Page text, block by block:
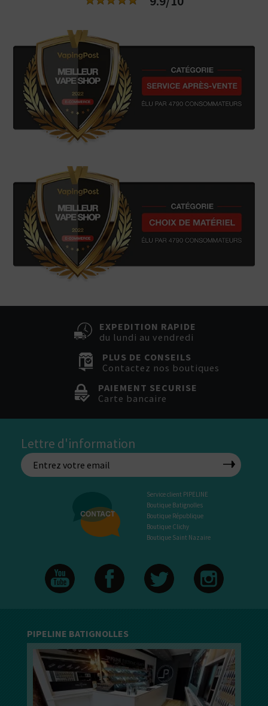
EXPEDITION RAPIDE
du lundi au vendredi
PLUS DE CONSEILS
Contactez nos boutiques
PAIEMENT SECURISE
Carte bancaire
Lettre d'information
Service client PIPELINE
Boutique Batignolles
Boutique République
Boutique Clichy
Boutique Saint Nazaire
PIPELINE BATIGNOLLES